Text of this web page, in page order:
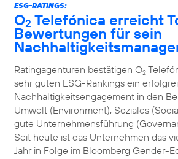
ESG-RATINGS:
O2 Telefónica erreicht
Bewertungen für sein
Ratingagenturen bestätigen O2
sehr guten ESG-Rankings ein
Nachhaltigkeitsengagement in den
Umwelt (Environment), Soziales
gute Unternehmensführung
Seit heute ist das Unternehmen das
Jahr in Folge im Bloomberg Gender-